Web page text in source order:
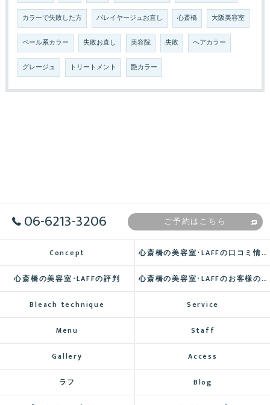
カラーで失敗した方 バレイヤージュお直し 心斎橋 大阪美容室
ペール系カラー 失敗お直し 美容院 失敗 ヘアカラー
グレージュ トリートメント 艶カラー
06-6213-3206 ご予約はこちら
Concept 心斎橋の美容室･LAFFの口コミ情報
心斎橋の美容室･LAFFの評判 心斎橋の美容室･LAFFのお客様の声
Bleach technique Service
Menu Staff
Gallery Access
ラフ Blog